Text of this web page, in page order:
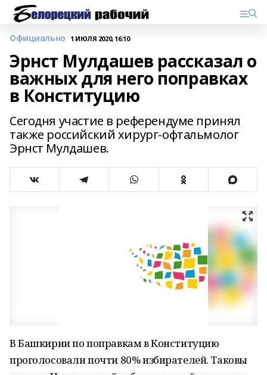
Официально 1 ИЮЛЯ 2020, 16:10
Эрнст Мулдашев рассказал о
важных для него поправках
в Конституцию
Сегодня участие в референдуме принял
также российский хирург-офтальмолог
Эрнст Мулдашев.
В Башкирии по поправкам в Конституцию
проголосовали почти 80% избирателей. Таковы